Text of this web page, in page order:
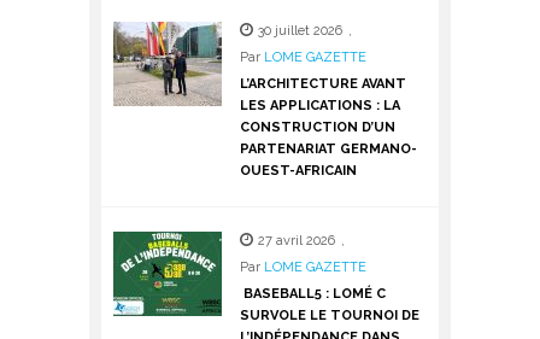
30 juillet 2026 ,
Par LOME GAZETTE
L’ARCHITECTURE AVANT
LES APPLICATIONS : LA
CONSTRUCTION D’UN
PARTENARIAT GERMANO-
OUEST-AFRICAIN
27 avril 2026 ,
Par LOME GAZETTE
BASEBALL5 : LOMÉ C
SURVOLE LE TOURNOI DE